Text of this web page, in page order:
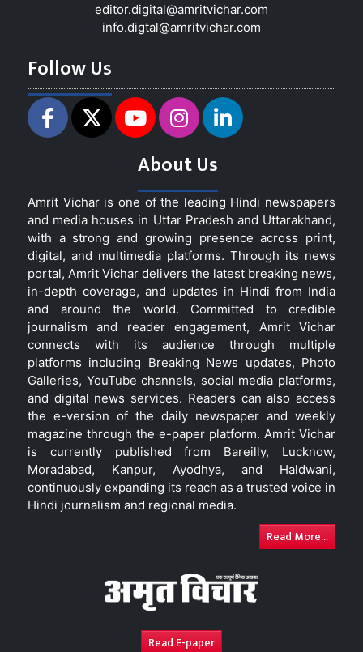
editor.digital@amritvichar.com
info.digtal@amritvichar.com
Follow Us
About Us
Amrit Vichar is one of the leading Hindi newspapers
and media houses in Uttar Pradesh and Uttarakhand,
with a strong and growing presence across print,
digital, and multimedia platforms. Through its news
portal, Amrit Vichar delivers the latest breaking news,
in-depth coverage, and updates in Hindi from India
and around the world. Committed to credible
journalism and reader engagement, Amrit Vichar
connects with its audience through multiple
platforms including Breaking News updates, Photo
Galleries, YouTube channels, social media platforms,
and digital news services. Readers can also access
the e-version of the daily newspaper and weekly
magazine through the e-paper platform. Amrit Vichar
is currently published from Bareilly, Lucknow,
Moradabad, Kanpur, Ayodhya, and Haldwani,
continuously expanding its reach as a trusted voice in
Hindi journalism and regional media.
Read More...
Read E-paper